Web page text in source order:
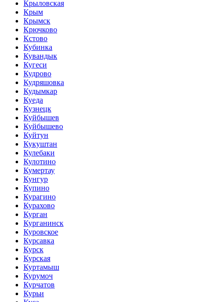
Крыловская
Крым
Крымск
Крючково
Кстово
Кубинка
Кувандык
Кугеси
Кудрово
Кудряшовка
Кудымкар
Куеда
Кузнецк
Куйбышев
Куйбышево
Куйтун
Кукуштан
Кулебаки
Кулотино
Кумертау
Кунгур
Купино
Курагино
Курахово
Курган
Курганинск
Куровское
Курсавка
Курск
Курская
Куртамыш
Курумоч
Курчатов
Курьи